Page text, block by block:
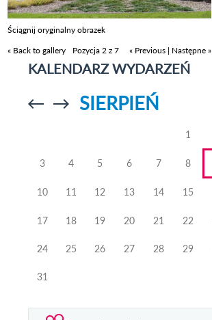
Ściągnij oryginalny obrazek
« Back to gallery
Pozycja 2 z 7 « Previous | Następne »
KALENDARZ WYDARZEŃ
Przejdź doPrzejdź do
SIERPIEŃ
1
3 4 5 6 7 8
10 11 12 13 14 15
17 18 19 20 21 22
24 25 26 27 28 29
31